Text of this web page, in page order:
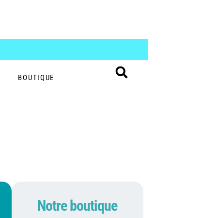
BOUTIQUE
Notre boutique